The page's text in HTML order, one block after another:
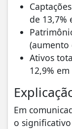
de 13,7%
(aumento
Ativos
12,9% em
Em
o